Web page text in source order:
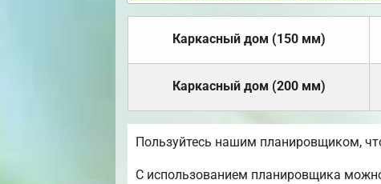
Каркасный дом (150 мм)
Каркасный дом (200 мм)
Пользуйтесь нашим планировщиком,
С использованием планировщика